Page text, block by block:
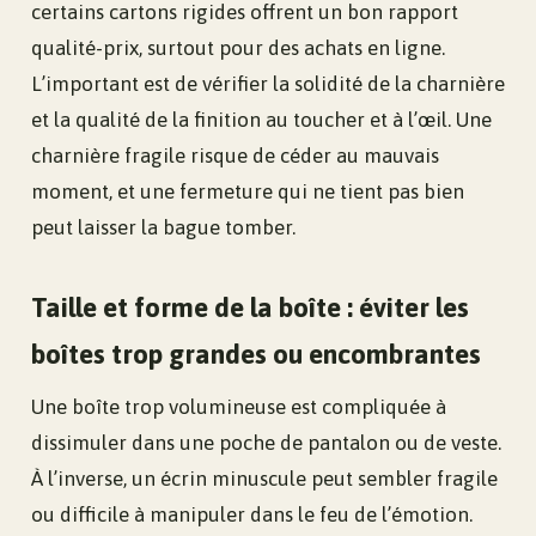
certains cartons rigides offrent un bon rapport
qualité-prix, surtout pour des achats en ligne.
L’important est de vérifier la solidité de la charnière
et la qualité de la finition au toucher et à l’œil. Une
charnière fragile risque de céder au mauvais
moment, et une fermeture qui ne tient pas bien
peut laisser la bague tomber.
Taille et forme de la boîte : éviter les
boîtes trop grandes ou encombrantes
Une boîte trop volumineuse est compliquée à
dissimuler dans une poche de pantalon ou de veste.
À l’inverse, un écrin minuscule peut sembler fragile
ou difficile à manipuler dans le feu de l’émotion.